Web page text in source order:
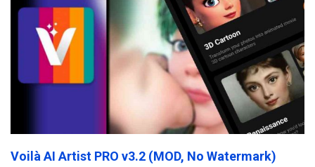
Voilà AI Artist PRO v3.2 (MOD, No Watermark)